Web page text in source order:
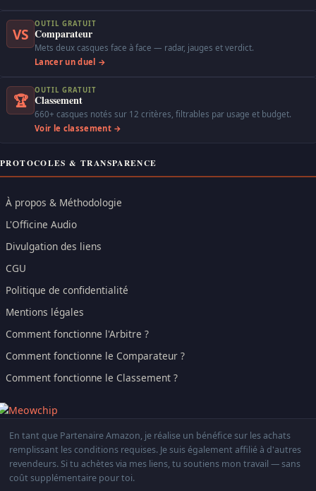
VS
OUTIL GRATUIT
Comparateur
Mets deux casques face à face — radar, jauges et verdict.
Lancer un duel →
🏆
OUTIL GRATUIT
Classement
660+ casques notés sur 12 critères, filtrables par usage et budget.
Voir le classement →
PROTOCOLES & TRANSPARENCE
À propos & Méthodologie
L'Officine Audio
Divulgation des liens
CGU
Politique de confidentialité
Mentions légales
Comment fonctionne l'Arbitre ?
Comment fonctionne le Comparateur ?
Comment fonctionne le Classement ?
En tant que Partenaire Amazon, je réalise un bénéfice sur les achats
remplissant les conditions requises. Je suis également affilié à d'autres
revendeurs. Si tu achètes via mes liens, tu soutiens mon travail — sans
coût supplémentaire pour toi.